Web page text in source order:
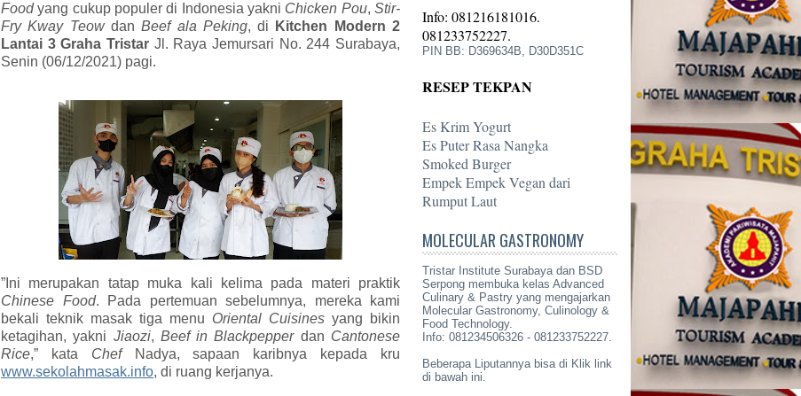
Foodyang cukup populer di Indonesia yakni Chicken Pou,Stir-
Fry Kway TeowdanBeef ala Peking, di
Kitchen Modern 2
Lantai 3 Graha Tristar Jl. Raya Jemursari No. 244 Surabaya,
Senin (06/12/2021) pagi.
”Ini merupakan tatap muka kali kelima pada materi praktik
Chinese Food. Pada pertemuan sebelumnya, mereka kami
bekali teknik masak tiga menu Oriental Cuisines yang bikin
ketagihan, yakni Jiaozi, Beef in Blackpepperdan Cantonese
Rice,” kata ChefNadya, sapaan karibnya kepada kru
www.sekolahmasak.info, di ruang kerjanya.
Info: 081216181016.
081233752227.
PIN BB: D369634B, D30D351C
RESEP TEKPAN
Es Krim Yogurt
Es Puter Rasa Nangka
Smoked Burger
Empek Empek Vegan dari
Rumput Laut
MOLECULAR GASTRONOMY
Tristar Institute Surabaya dan BSD
Serpong membuka kelas Advanced
Culinary & Pastry yang mengajarkan
Molecular Gastronomy, Culinology &
Food Technology.
Info: 081234506326 - 081233752227.
Beberapa Liputannya bisa di Klik link
di bawah ini.